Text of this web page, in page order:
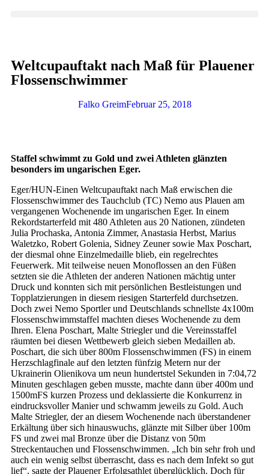
Weltcupauftakt nach Maß für Plauener
Flossenschwimmer
Falko GreimFebruar 25, 2018
Staffel schwimmt zu Gold und zwei Athleten glänzten
besonders im ungarischen Eger.
Eger/HUN-Einen Weltcupauftakt nach Maß erwischen die
Flossenschwimmer des Tauchclub (TC) Nemo aus Plauen am
vergangenen Wochenende im ungarischen Eger. In einem
Rekordstarterfeld mit 480 Athleten aus 20 Nationen, zündeten
Julia Prochaska, Antonia Zimmer, Anastasia Herbst, Marius
Waletzko, Robert Golenia, Sidney Zeuner sowie Max Poschart,
der diesmal ohne Einzelmedaille blieb, ein regelrechtes
Feuerwerk. Mit teilweise neuen Monoflossen an den Füßen
setzten sie die Athleten der anderen Nationen mächtig unter
Druck und konnten sich mit persönlichen Bestleistungen und
Topplatzierungen in diesem riesigen Starterfeld durchsetzen.
Doch zwei Nemo Sportler und Deutschlands schnellste 4x100m
Flossenschwimmstaffel machten dieses Wochenende zu dem
Ihren. Elena Poschart, Malte Striegler und die Vereinsstaffel
räumten bei diesen Wettbewerb gleich sieben Medaillen ab.
Poschart, die sich über 800m Flossenschwimmen (FS) in einem
Herzschlagfinale auf den letzten fünfzig Metern nur der
Ukrainerin Olienikova um neun hundertstel Sekunden in 7:04,72
Minuten geschlagen geben musste, machte dann über 400m und
1500mFS kurzen Prozess und deklassierte die Konkurrenz in
eindrucksvoller Manier und schwamm jeweils zu Gold. Auch
Malte Striegler, der an diesem Wochenende nach überstandener
Erkältung über sich hinauswuchs, glänzte mit Silber über 100m
FS und zwei mal Bronze über die Distanz von 50m
Streckentauchen und Flossenschwimmen. „Ich bin sehr froh und
auch ein wenig selbst überrascht, dass es nach dem Infekt so gut
lief“, sagte der Plauener Erfolgsathlet überglücklich. Doch für